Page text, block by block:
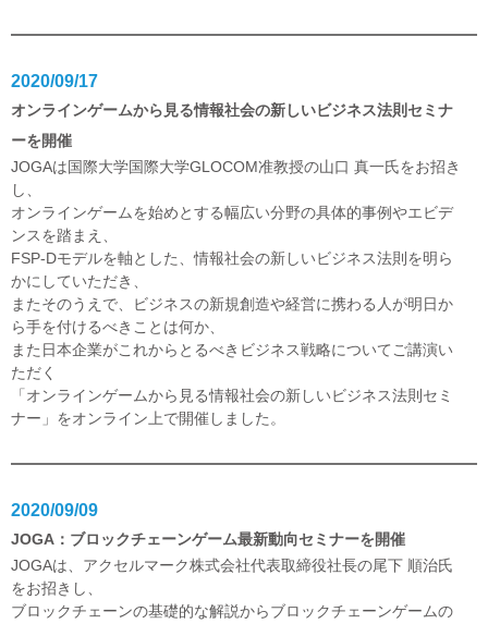
2020/09/17
オンラインゲームから見る情報社会の新しいビジネス法則セミナ
ーを開催
JOGAは国際大学国際大学GLOCOM准教授の山口 真一氏をお招き
し、
オンラインゲームを始めとする幅広い分野の具体的事例やエビデ
ンスを踏まえ、
FSP-Dモデルを軸とした、情報社会の新しいビジネス法則を明ら
かにしていただき、
またそのうえで、ビジネスの新規創造や経営に携わる人が明日か
ら手を付けるべきことは何か、
また日本企業がこれからとるべきビジネス戦略についてご講演い
ただく
「オンラインゲームから見る情報社会の新しいビジネス法則セミ
ナー」をオンライン上で開催しました。
2020/09/09
JOGA：ブロックチェーンゲーム最新動向セミナーを開催
JOGAは、アクセルマーク株式会社代表取締役社長の尾下 順治氏
をお招きし、
ブロックチェーンの基礎的な解説からブロックチェーンゲームの